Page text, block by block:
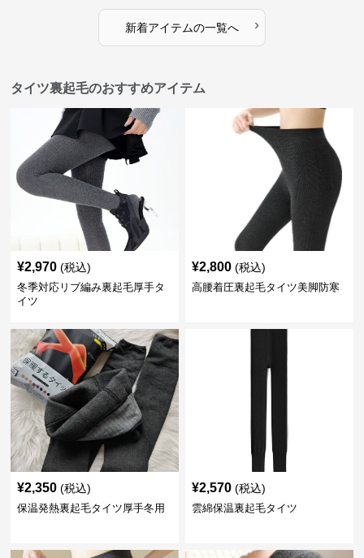
新着アイテムの一覧へ ›
タイツ裏起毛のおすすめアイテム
¥2,970 (税込)
冬季対応リブ編み裏起毛厚手タ
イツ
¥2,800 (税込)
高腰着圧裏起毛タイツ美脚防寒
¥2,350 (税込)
保温発熱裏起毛タイツ厚手冬用
¥2,570 (税込)
雲綿保温裏起毛タイツ